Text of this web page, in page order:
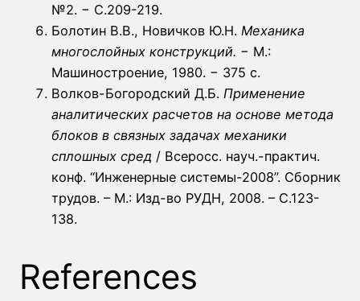
№2. − С.209-219.
Болотин В.В., Новичков Ю.Н. Механика
многослойных конструкций. − М.:
Машиностроение, 1980. − 375 с.
Волков-Богородский Д.Б. Применение
аналитических расчетов на основе метода
блоков в связных задачах механики
сплошных сред / Всеросс. науч.-практич.
конф. “Инженерные системы-2008”. Сборник
трудов. – М.: Изд-во РУДН, 2008. – С.123-
138.
References